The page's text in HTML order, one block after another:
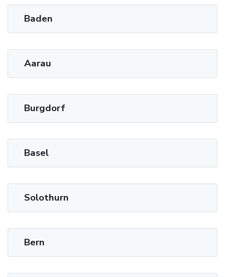
Baden
Aarau
Burgdorf
Basel
Solothurn
Bern